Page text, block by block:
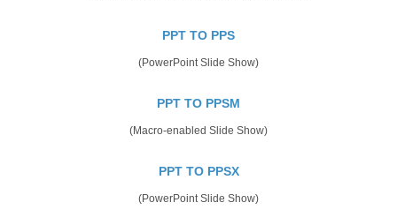
PPT TO PPS
(PowerPoint Slide Show)
PPT TO PPSM
(Macro-enabled Slide Show)
PPT TO PPSX
(PowerPoint Slide Show)